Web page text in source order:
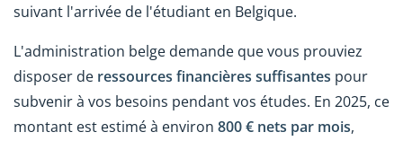
suivant l'arrivée de l'étudiant en Belgique.
L'administration belge demande que vous prouviez
disposer de ressources financières suffisantes pour
subvenir à vos besoins pendant vos études. En 2025, ce
montant est estimé à environ 800 € nets par mois,